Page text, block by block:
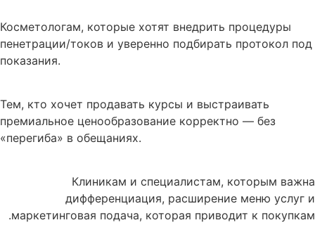
Косметологам, которые хотят внедрить процедуры
пенетрации/токов и уверенно подбирать протокол под
показания.
Тем, кто хочет продавать курсы и выстраивать
премиальное ценообразование корректно — без
«перегиба» в обещаниях.
Клиникам и специалистам, которым важна
дифференциация, расширение меню услуг и
маркетинговая подача, которая приводит к покупкам.